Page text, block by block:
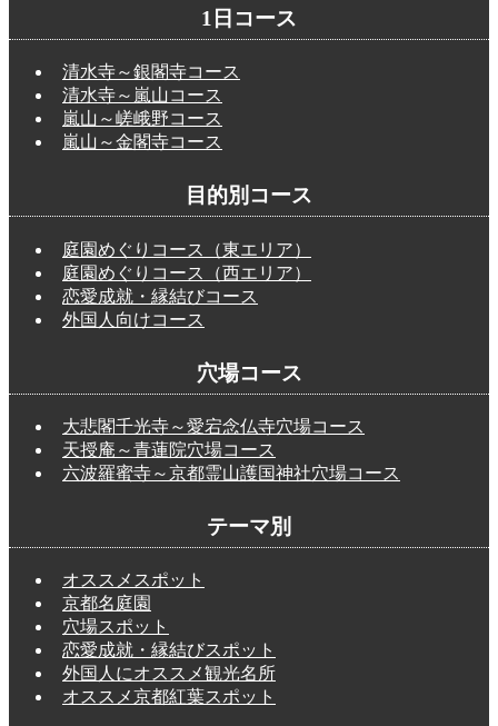
1日コース
清水寺～銀閣寺コース
清水寺～嵐山コース
嵐山～嵯峨野コース
嵐山～金閣寺コース
目的別コース
庭園めぐりコース（東エリア）
庭園めぐりコース（西エリア）
恋愛成就・縁結びコース
外国人向けコース
穴場コース
大悲閣千光寺～愛宕念仏寺穴場コース
天授庵～青蓮院穴場コース
六波羅蜜寺～京都霊山護国神社穴場コース
テーマ別
オススメスポット
京都名庭園
穴場スポット
恋愛成就・縁結びスポット
外国人にオススメ観光名所
オススメ京都紅葉スポット